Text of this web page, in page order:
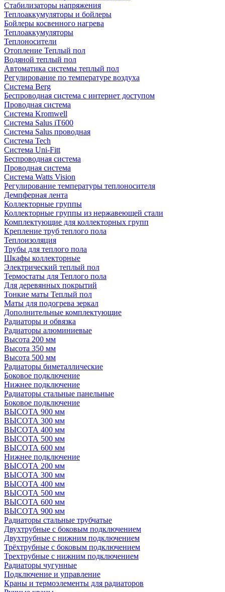
Стабилизаторы напряжения
Теплоаккумуляторы и бойлеры
Бойлеры косвенного нагрева
Теплоаккумуляторы
Теплоносители
Отопление Теплый пол
Водяной теплый пол
Автоматика системы теплый пол
Регулирование по температуре воздуха
Система Berg
Беспроводная система с интернет доступом
Проводная система
Система Kromwell
Система Salus iT600
Система Salus проводная
Система Tech
Система Uni-Fitt
Беспроводная система
Проводная система
Система Watts Vision
Регулирование температуры теплоносителя
Демпферная лента
Коллекторные группы
Коллекторные группы из нержавеющей стали
Комплектующие для коллекторных групп
Крепление труб теплого пола
Теплоизоляция
Трубы для теплого пола
Шкафы коллекторные
Электрический теплый пол
Термостаты для Теплого пола
Для деревянных покрытий
Тонкие маты Теплый пол
Маты для подогрева зеркал
Дополнительные комплектующие
Радиаторы и обвязка
Радиаторы алюминиевые
Высота 200 мм
Высота 350 мм
Высота 500 мм
Радиаторы биметаллические
Боковое подключение
Нижнее подключение
Радиаторы стальные панельные
Боковое подключение
ВЫСОТА 900 мм
ВЫСОТА 300 мм
ВЫСОТА 400 мм
ВЫСОТА 500 мм
ВЫСОТА 600 мм
Нижнее подключение
ВЫСОТА 200 мм
ВЫСОТА 300 мм
ВЫСОТА 400 мм
ВЫСОТА 500 мм
ВЫСОТА 600 мм
ВЫСОТА 900 мм
Радиаторы стальные трубчатые
Двухтрубные с боковым подключением
Двухтрубные с нижним подключением
Трёхтрубные с боковым подключением
Трехтрубные с нижним подключением
Радиаторы чугунные
Подключение и управление
Краны и термоэлементы для радиаторов